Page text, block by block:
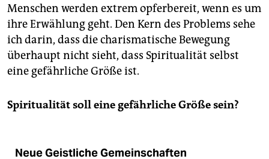
Menschen werden extrem opferbereit, wenn es um
ihre Erwählung geht. Den Kern des Problems sehe
ich darin, dass die charismatische Bewegung
überhaupt nicht sieht, dass Spiritualität selbst
eine gefährliche Größe ist.
Spiritualität soll eine gefährliche Größe sein?
Neue Geistliche Gemeinschaften